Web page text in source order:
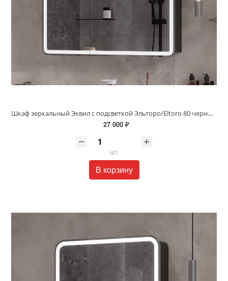
Шкаф зеркальный Эквил с подсветкой Эльторо/Eltoro 80 черный софт szELTR80
27 000 ₽
шт
В корзину